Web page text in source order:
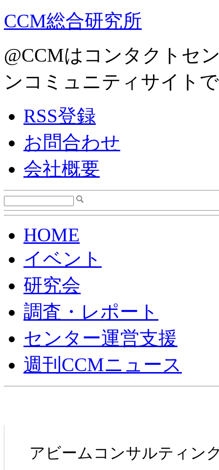
CCM総合研究所
@CCMはコンタクトセ
ンコミュニティサイト
RSS登録
お問合わせ
会社概要
HOME
イベント
研究会
調査・レポート
センター運営支援
週刊CCMニュース
アビームコンサルティン